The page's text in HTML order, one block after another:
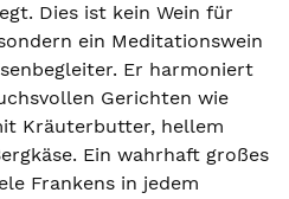
Dies ist kein Wein für
ein Meditationswein
Er harmoniert
Gerichten wie
Kräuterbutter, hellem
Ein wahrhaft großes
Frankens in jedem